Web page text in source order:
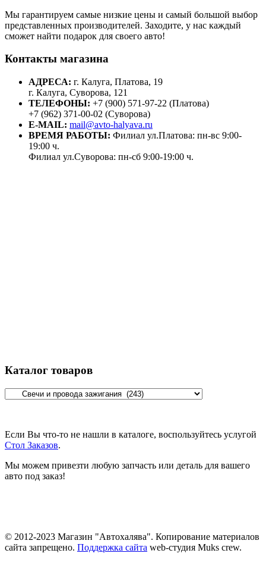
Мы гарантируем самые низкие цены и самый большой выбор
представленных производителей. Заходите, у нас каждый
сможет найти подарок для своего авто!
Контакты магазина
АДРЕСА: г. Калуга, Платова, 19
г. Калуга, Суворова, 121
ТЕЛЕФОНЫ: +7 (900) 571-97-22 (Платова)
+7 (962) 371-00-02 (Суворова)
E-MAIL: mail@avto-halyava.ru
ВРЕМЯ РАБОТЫ: Филиал ул.Платова: пн-вс 9:00-
19:00 ч.
Филиал ул.Суворова: пн-сб 9:00-19:00 ч.
Каталог товаров
Если Вы что-то не нашли в каталоге, воспользуйтесь услугой
Стол Заказов.
Мы можем привезти любую запчасть или деталь для вашего
авто под заказ!
© 2012-2023 Магазин "Автохалява". Копирование материалов
сайта запрещено. Поддержка сайта web-студия Muks crew.